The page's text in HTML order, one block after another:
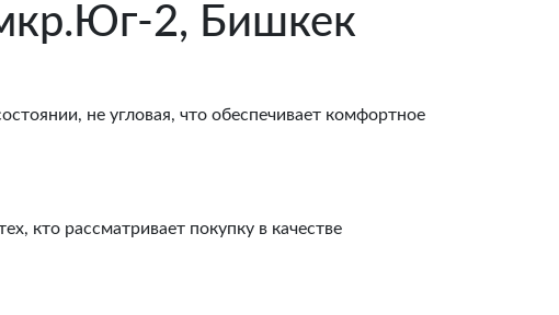
мкр.Юг-2, Бишкек
не угловая, что обеспечивает комфортное
кто рассматривает покупку в качестве